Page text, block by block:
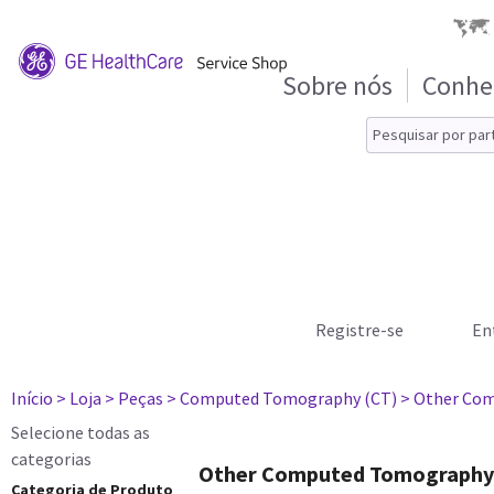
Sobre nós
Registre-se
Início > Loja > Peças > Computed Tomography (CT) > Other
Selecione todas as
categorias
Categoria de Produto
Other Computed